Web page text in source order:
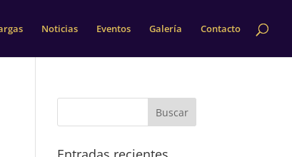
Noticias Eventos Galería Contacto